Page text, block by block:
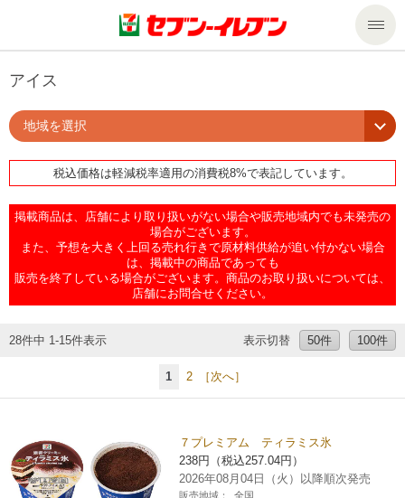
商品のご案内
商品のご案内トップ
今週の新商品
商品カテゴリ一覧
食の安全・安心への取組み
プリペイドカード・金券
セール・キャンペーン
サービス
nanacoトップ
マルチコピー機でできることトップ
プリント
切手・はがき・印紙
セブンチケット
セブン‐イレブンでお受取り
企業情報トップ
ニュースリリース
会社概要
私たちの取組み
サステナビリティ
セブン＆アイ・ホールディングスの重点課題
サステナビリティ活動基本方針
加盟店オーナー募集 物件募集・購入
アイス
地域を選択
税込価格は軽減税率適用の消費税8%で表記しています。
掲載商品は、店舗により取り扱いがない場合や販売地域内でも未発売の
場合がございます。
また、予想を大きく上回る売れ行きで原材料供給が追い付かない場合
は、掲載中の商品であっても
販売を終了している場合がございます。商品のお取り扱いについては、
店舗にお問合せください。
28件中 1-15件表示 表示切替 50件 100件
1 2 ［次へ］
７プレミアム ティラミス氷
238円（税込257.04円）
2026年08月04日（火）以降順次発売
販売地域： 全国